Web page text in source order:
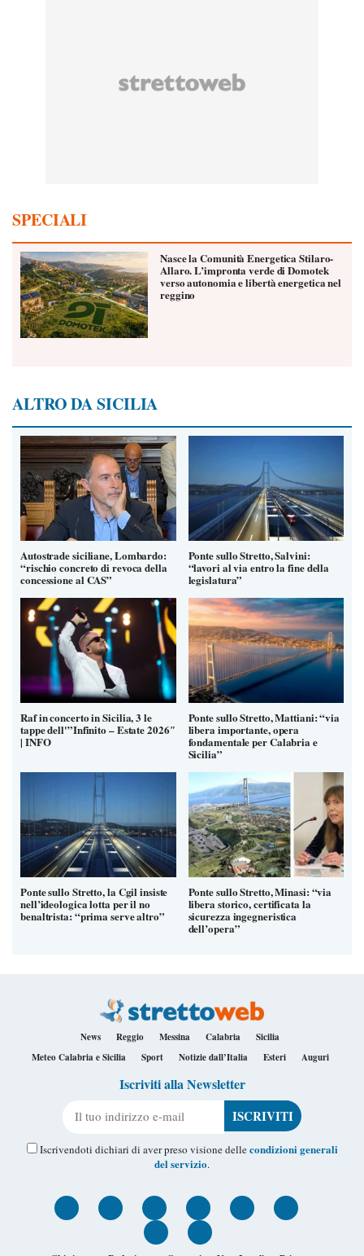
SPECIALI
Nasce la Comunità Energetica Stilaro-
Allaro. L’impronta verde di Domotek
verso autonomia e libertà energetica nel
reggino
ALTRO DA SICILIA
Autostrade siciliane, Lombardo:
“rischio concreto di revoca della
concessione al CAS”
Ponte sullo Stretto, Salvini:
“lavori al via entro la fine della
legislatura”
Raf in concerto in Sicilia, 3 le
tappe dell'”Infinito – Estate 2026″
| INFO
Ponte sullo Stretto, Mattiani: “via
libera importante, opera
fondamentale per Calabria e
Sicilia”
Ponte sullo Stretto, la Cgil insiste
nell’ideologica lotta per il no
benaltrista: “prima serve altro”
Ponte sullo Stretto, Minasi: “via
libera storico, certificata la
sicurezza ingegneristica
dell’opera”
News Reggio Messina Calabria
Sicilia
Meteo Calabria e Sicilia
Sport Notizie dall’Italia Esteri Auguri
Iscriviti alla Newsletter
Iscrivendoti dichiari di aver preso visione dellecondizioni generali
del servizio.